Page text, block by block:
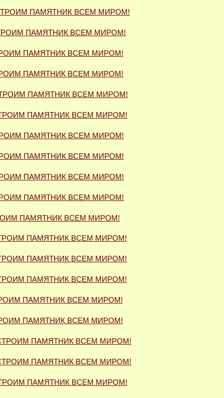
ПАМЯТНИК ВСЕМ МИРОМ!
ПАМЯТНИК ВСЕМ МИРОМ!
ПАМЯТНИК ВСЕМ МИРОМ!
ПАМЯТНИК ВСЕМ МИРОМ!
ПАМЯТНИК ВСЕМ МИРОМ!
ПАМЯТНИК ВСЕМ МИРОМ!
ПАМЯТНИК ВСЕМ МИРОМ!
ПАМЯТНИК ВСЕМ МИРОМ!
ПАМЯТНИК ВСЕМ МИРОМ!
ПАМЯТНИК ВСЕМ МИРОМ!
ПАМЯТНИК ВСЕМ МИРОМ!
ПАМЯТНИК ВСЕМ МИРОМ!
ПАМЯТНИК ВСЕМ МИРОМ!
ПАМЯТНИК ВСЕМ МИРОМ!
ПАМЯТНИК ВСЕМ МИРОМ!
ПАМЯТНИК ВСЕМ МИРОМ!
ПАМЯТНИК ВСЕМ МИРОМ!
ПАМЯТНИК ВСЕМ МИРОМ!
ПАМЯТНИК ВСЕМ МИРОМ!